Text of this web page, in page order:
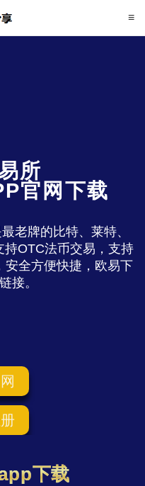
所
官网下载
老牌的比特、莱特、
OTC法币交易，支持
安全方便快捷，欧易下
接。
下载